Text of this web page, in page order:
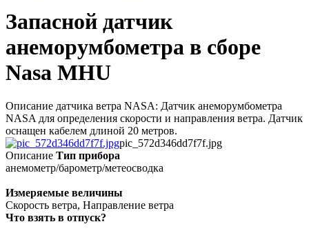
Запасной датчик
анеморумбометра в сборе
Nasa MHU
Описание датчика ветра NASA: Датчик анеморумбометра
NASA для определения скорости и направления ветра. Датчик
оснащен кабелем длиной 20 метров.
pic_572d346dd7f7f.jpg
Описание Тип прибора
анемометр/барометр/метеосводка
Измеряемые величины
Скорость ветра, Направление ветра
Что взять в отпуск?